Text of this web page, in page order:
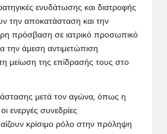
ενυδάτωσης και διατροφής
την αποκατάσταση και την
πρόσβαση σε ιατρικό προσωπικό
την άμεση αντιμετώπιση
μείωση της επίδρασής τους στο
μετά τον αγώνα, όπως η
ενεργές συνεδρίες
κρίσιμο ρόλο στην πρόληψη